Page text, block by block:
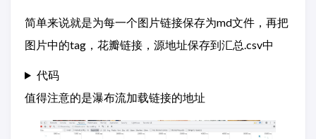
简单来说就是为每一个图片链接保存为md文件，再把
图片中的tag，花瓣链接，源地址保存到汇总.csv中
代码
值得注意的是瀑布流加载链接的地址